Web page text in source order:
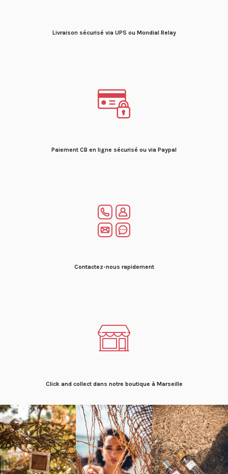
Livraison sécurisé via UPS ou Mondial Relay
Paiement CB en ligne sécurisé ou via Paypal
Contactez-nous rapidement
Click and collect dans notre boutique à Marseille